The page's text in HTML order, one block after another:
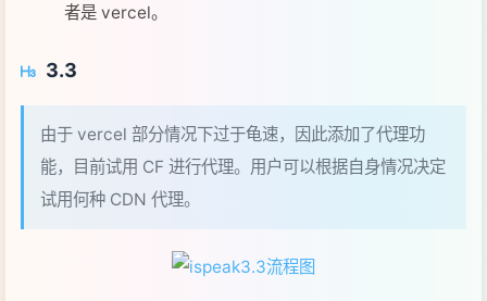
者是 vercel。
3.3
由于 vercel 部分情况下过于龟速，因此添加了代理功
能，目前试用 CF 进行代理。用户可以根据自身情况决定
试用何种 CDN 代理。